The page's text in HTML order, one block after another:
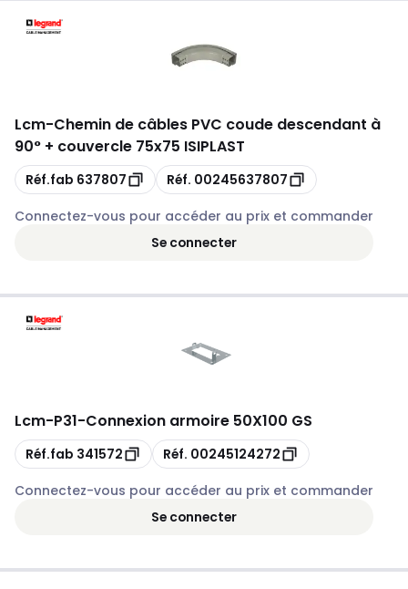
Lcm-Chemin de câbles PVC coude descendant à
90° + couvercle 75x75 ISIPLAST
Copie
Réf.fab 637807 Copie
Réf. 00245637807
Connectez-vous pour accéder au prix et commander
Se connecter
Lcm-P31-Connexion armoire 50X100 GS
Copie
Réf.fab 341572 Copie
Réf. 00245124272
Connectez-vous pour accéder au prix et commander
Se connecter